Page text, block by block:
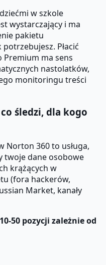
w szkole
wystarczający i ma
pakietu
Płacić
Premium ma sens
nastolatków,
monitoringu treści
śledzi, dla kogo
Norton 360 to usługa,
twoje dane osobowe
krążących w
(fora hackerów,
Market, kanały
50 pozycji zależnie od